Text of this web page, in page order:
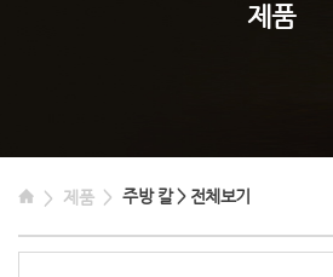
제품
제품 주방 칼 > 전체보기